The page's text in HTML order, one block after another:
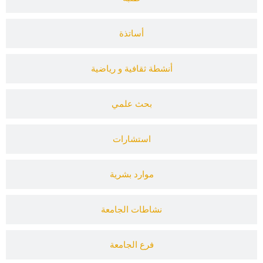
أساتذة
أنشطة ثقافية و رياضية
بحث علمي
استشارات
موارد بشرية
نشاطات الجامعة
فرع الجامعة